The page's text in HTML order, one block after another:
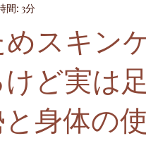
ル
マインド オン
ン バレエ 柔軟性
スキン
ど実は
身体の
間: 3分